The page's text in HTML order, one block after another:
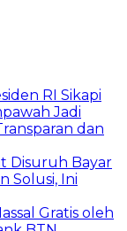
RI Sikapi
Jadi
dan
Disuruh Bayar
Solusi, Ini
Gratis oleh